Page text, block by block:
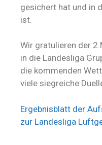
gesichert hat und in
ist.
Wir gratulieren der
in die Landesliga
die kommenden
viele siegreiche
Ergebnisblatt der
zur Landesliga